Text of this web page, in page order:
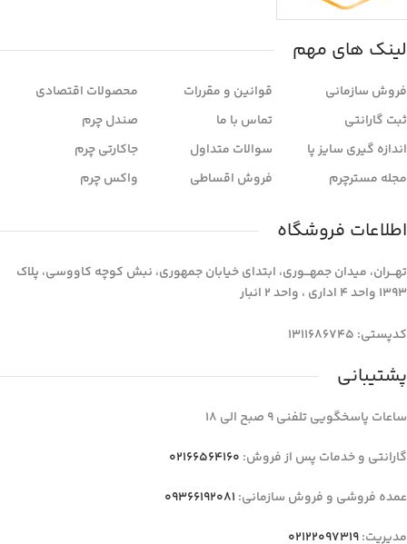
لینک های مهم
فروش سازمانی
ثبت گارانتی
اندازه گیری سایز پا
مجله مسترچرم
قوانین و مقررات
تماس با ما
سوالات متداول
فروش اقساطی
محصولات اقتصادی
صندل چرم
جاکارتی چرم
واکس چرم
اطلاعات فروشگاه
تهـــران، میدان جمهـــوری، ابتدای خیابان جمهوری، نبش کوچه کاووسی، پلاک
1393 واحد 4 اداری ، واحد 2 انبار
کدپستی: 1311686745
پشتیبانی
ساعات پاسخگویی تلفنی 9 صبح الی 18
گارانتی و خدمات پس از فروش: 02166564160
عمده فروشی و فروش سازمانی: 09366192081
مدیریت:02122097319